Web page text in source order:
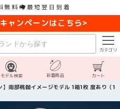
無料 最短翌日到着
ャンペーンはこちら>
カテゴリ
モデル検索 新着商品 カート
南部桃伽イメージモデル 1箱1枚 度あり（1